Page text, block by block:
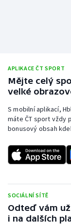
Olympijské hry
Plavání
Plážový
Rychlobruslení
Rychlostní
APLIKACE ČT SPORT
Mějte celý
velké
S mobilní aplikací,
máte ČT sport vždy
bonusový obsah
SOCIÁLNÍ SÍTĚ
Odteď vám
i na dalších